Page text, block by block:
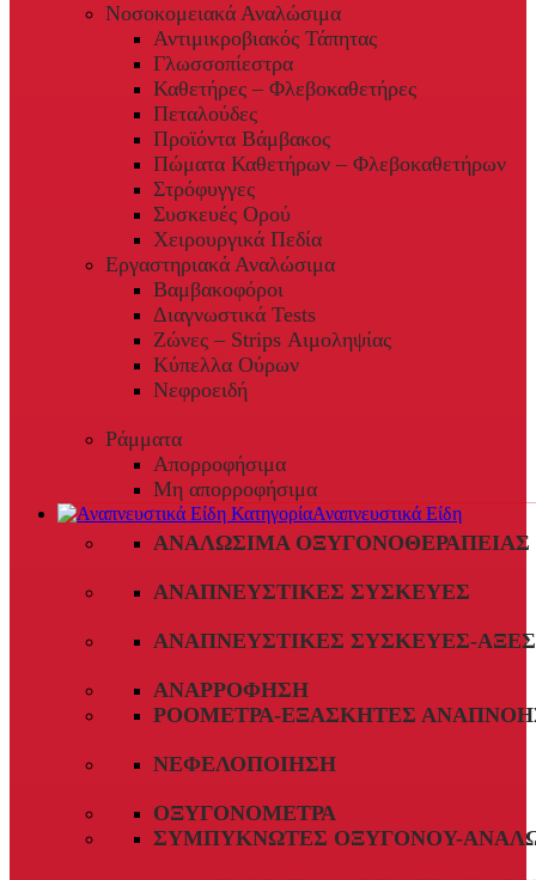
Νοσοκομειακά Αναλώσιμα
Αντιμικροβιακός Τάπητας
Γλωσσοπίεστρα
Καθετήρες – Φλεβοκαθετήρες
Πεταλούδες
Προϊόντα Βάμβακος
Πώματα Καθετήρων – Φλεβοκαθετήρων
Στρόφυγγες
Συσκευές Ορού
Χειρουργικά Πεδία
Εργαστηριακά Αναλώσιμα
Βαμβακοφόροι
Διαγνωστικά Tests
Ζώνες – Strips Αιμοληψίας
Κύπελλα Ούρων
Νεφροειδή
Ράμματα
Απορροφήσιμα
Μη απορροφήσιμα
Αναπνευστικά Είδη
ΑΝΑΛΏΣΙΜΑ ΟΞΥΓΟΝΟΘΕΡΑΠΕΊΑΣ
ΑΝΑΠΝΕΥΣΤΙΚΈΣ ΣΥΣΚΕΥΈΣ
ΑΝΑΠΝΕΥΣΤΙΚΈΣ ΣΥΣΚΕΥΈΣ-
ΑΝΑΡΡΌΦΗΣΗ
ΡΟΌΜΕΤΡΑ-ΕΞΑΣΚΗΤΈΣ
ΝΕΦΕΛΟΠΟΊΗΣΗ
ΟΞΥΓΟΝΌΜΕΤΡΑ
ΣΥΜΠΥΚΝΩΤΈΣ ΟΞΥΓΌΝΟΥ-